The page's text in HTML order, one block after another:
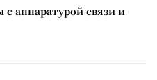
аппаратурой связи и